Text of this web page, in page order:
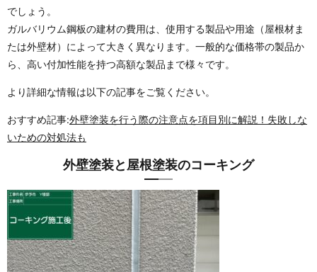
でしょう。
ガルバリウム鋼板の建材の費用は、使用する製品や用途（屋根材ま
たは外壁材）によって大きく異なります。一般的な価格帯の製品か
ら、高い付加性能を持つ高額な製品まで様々です。
より詳細な情報は以下の記事をご覧ください。
おすすめ記事:外壁塗装を行う際の注意点を項目別に解説！失敗しな
いための対処法も
外壁塗装と屋根塗装のコーキング